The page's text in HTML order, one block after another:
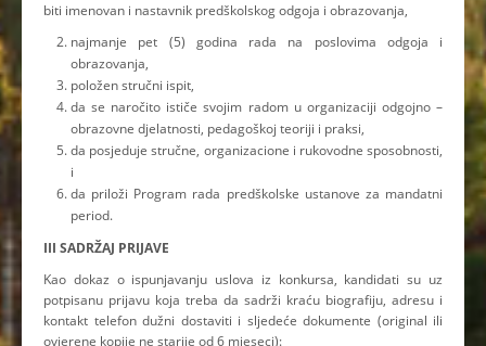
biti imenovan i nastavnik predškolskog odgoja i obrazovanja,
najmanje pet (5) godina rada na poslovima odgoja i
obrazovanja,
položen stručni ispit,
da se naročito ističe svojim radom u organizaciji odgojno –
obrazovne djelatnosti, pedagoškoj teoriji i praksi,
da posjeduje stručne, organizacione i rukovodne sposobnosti,
i
da priloži Program rada predškolske ustanove za mandatni
period.
III SADRŽAJ PRIJAVE
Kao dokaz o ispunjavanju uslova iz konkursa, kandidati su uz
potpisanu prijavu koja treba da sadrži kraću biografiju, adresu i
kontakt telefon dužni dostaviti i sljedeće dokumente (original ili
ovjerene kopije ne starije od 6 mjeseci):